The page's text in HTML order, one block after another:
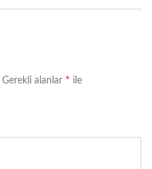
Gerekli alanlar * ile